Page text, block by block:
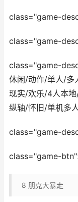
class="game-
class="game-
class="game-
休闲/动作/单人/多
现实/欢乐/4人本
纵轴/怀旧/单机多
class="game-
class="game-
8 朋克大暴走